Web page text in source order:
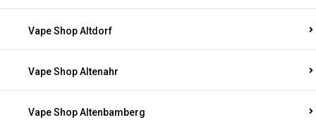
Vape Shop Altdorf
Vape Shop Altenahr
Vape Shop Altenbamberg